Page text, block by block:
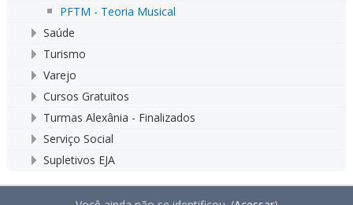
PFTM - Teoria Musical
Saúde
Turismo
Varejo
Cursos Gratuitos
Turmas Alexânia - Finalizados
Serviço Social
Supletivos EJA